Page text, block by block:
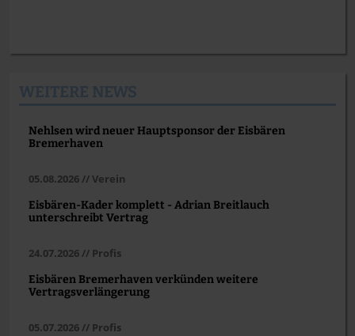
Nehlsen wird neuer Hauptsponsor der Eisbären
Bremerhaven
05.08.2026 // Verein
Eisbären-Kader komplett - Adrian Breitlauch
unterschreibt Vertrag
24.07.2026 // Profis
Eisbären Bremerhaven verkünden weitere
Vertragsverlängerung
05.07.2026 // Profis